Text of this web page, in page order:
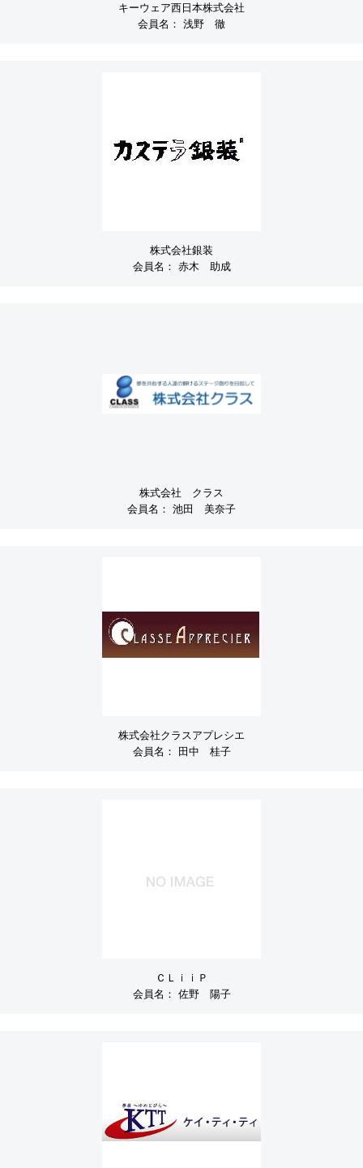
キーウェア西日本株式会社
会員名： 浅野 徹
株式会社銀装
会員名： 赤木 助成
株式会社 クラス
会員名： 池田 美奈子
株式会社クラスアプレシエ
会員名：
田中 桂子
ＣＬｉｉＰ
会員名： 佐野 陽子